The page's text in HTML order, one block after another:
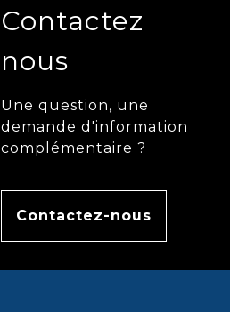
Contactez
nous
Une question, une
demande d'information
complémentaire ?
Contactez-nous